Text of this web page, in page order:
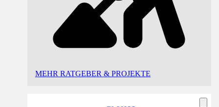
MEHR RATGEBER & PROJEKTE